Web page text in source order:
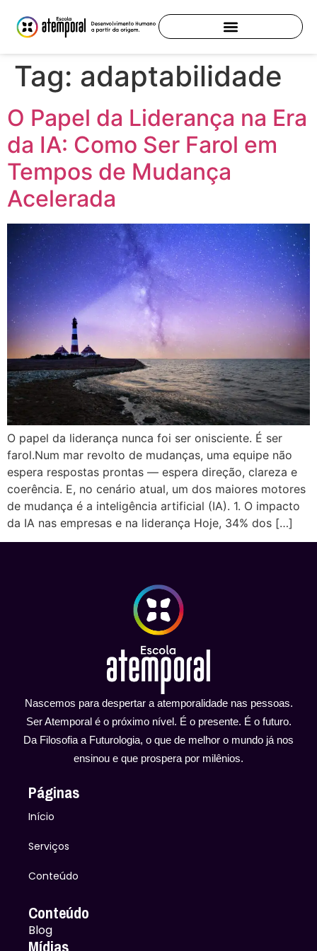
Tag: adaptabilidade
O Papel da Liderança na Era
da IA: Como Ser Farol em
Tempos de Mudança
Acelerada
O papel da liderança nunca foi ser onisciente. É ser
farol.Num mar revolto de mudanças, uma equipe não
espera respostas prontas — espera direção, clareza e
coerência. E, no cenário atual, um dos maiores motores
de mudança é a inteligência artificial (IA). 1. O impacto
da IA nas empresas e na liderança Hoje, 34% dos […]
Nascemos para despertar a atemporalidade nas pessoas.
Ser Atemporal é o próximo nível. É o presente. É o futuro.
Da Filosofia a Futurologia, o que de melhor o mundo já nos
ensinou e que prospera por milênios.
Páginas
Início
Serviços
Conteúdo
Conteúdo
Blog